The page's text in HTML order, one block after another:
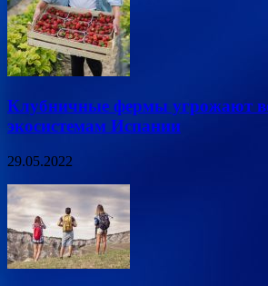
Клубничные фермы угрожают
экосистемам Испании
29.05.2022